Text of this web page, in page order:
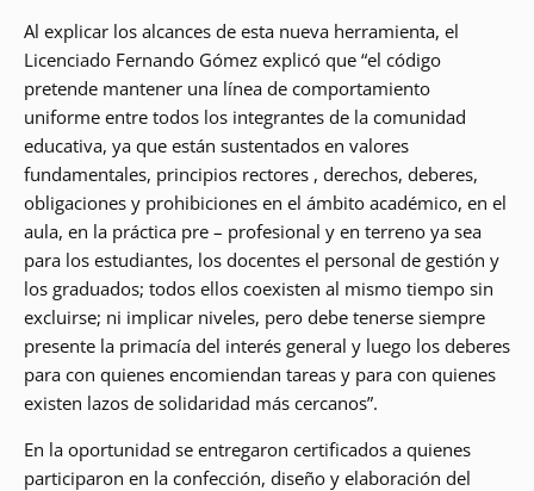
Al explicar los alcances de esta nueva herramienta, el
Licenciado Fernando Gómez explicó que “el código
pretende mantener una línea de comportamiento
uniforme entre todos los integrantes de la comunidad
educativa, ya que están sustentados en valores
fundamentales, principios rectores , derechos, deberes,
obligaciones y prohibiciones en el ámbito académico, en el
aula, en la práctica pre – profesional y en terreno ya sea
para los estudiantes, los docentes el personal de gestión y
los graduados; todos ellos coexisten al mismo tiempo sin
excluirse; ni implicar niveles, pero debe tenerse siempre
presente la primacía del interés general y luego los deberes
para con quienes encomiendan tareas y para con quienes
existen lazos de solidaridad más cercanos”.
En la oportunidad se entregaron certificados a quienes
participaron en la confección, diseño y elaboración del